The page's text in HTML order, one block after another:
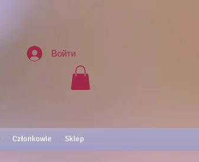
Войти
Członkowie Sklep